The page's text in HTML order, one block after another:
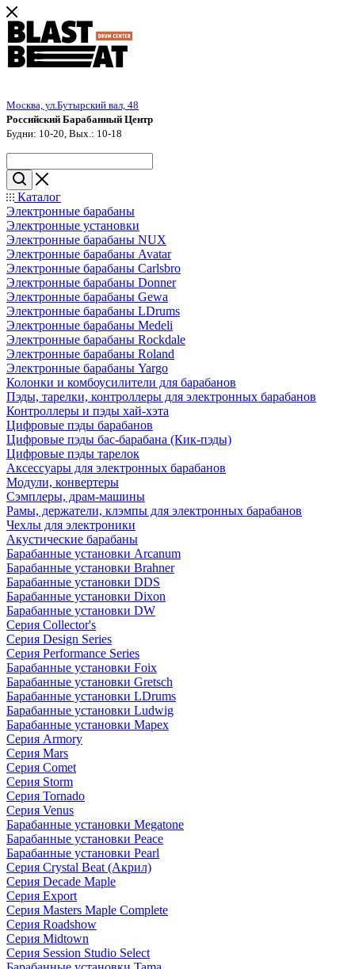
Москва, ул.Бутырский вал, 48
Российский Барабанный Центр
Будни: 10-20, Вых.: 10-18
Каталог
Электронные барабаны
Электронные установки
Электронные барабаны NUX
Электронные барабаны Avatar
Электронные барабаны Carlsbro
Электронные барабаны Donner
Электронные барабаны Gewa
Электронные барабаны LDrums
Электронные барабаны Medeli
Электронные барабаны Rockdale
Электронные барабаны Roland
Электронные барабаны Yargo
Колонки и комбоусилители для барабанов
Пэды, тарелки, контроллеры для электронных барабанов
Контроллеры и пэды хай-хэта
Цифровые пэды барабанов
Цифровые пэды бас-барабана (Кик-пэды)
Цифровые пэды тарелок
Аксессуары для электронных барабанов
Модули, конвертеры
Сэмплеры, драм-машины
Рамы, держатели, клэмпы для электронных барабанов
Чехлы для электроники
Акустические барабаны
Барабанные установки Arcanum
Барабанные установки Brahner
Барабанные установки DDS
Барабанные установки Dixon
Барабанные установки DW
Серия Collector's
Серия Design Series
Серия Performance Series
Барабанные установки Foix
Барабанные установки Gretsch
Барабанные установки LDrums
Барабанные установки Ludwig
Барабанные установки Mapex
Серия Armory
Серия Mars
Серия Comet
Серия Storm
Серия Tornado
Серия Venus
Барабанные установки Megatone
Барабанные установки Peace
Барабанные установки Pearl
Серия Crystal Beat (Акрил)
Серия Decade Maple
Серия Export
Серия Masters Maple Complete
Серия Roadshow
Серия Midtown
Серия Session Studio Select